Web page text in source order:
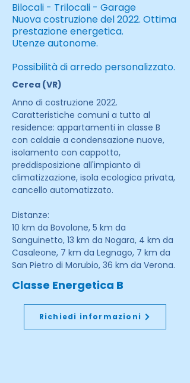
Bilocali - Trilocali - Garage
Nuova costruzione del 2022. Ottima
prestazione energetica.
Utenze autonome.
Possibilità di arredo personalizzato.
Cerea (VR)
Anno di costruzione 2022.
Caratteristiche comuni a tutto al
residence: appartamenti in classe B
con caldaie a condensazione nuove,
isolamento con cappotto,
preddisposizione all'impianto di
climatizzazione, isola ecologica privata,
cancello automatizzato.
Distanze:
10 km da Bovolone, 5 km da
Sanguinetto, 13 km da Nogara, 4 km da
Casaleone, 7 km da Legnago, 7 km da
San Pietro di Morubio, 36 km da Verona.
Classe Energetica B
Richiedi informazioni